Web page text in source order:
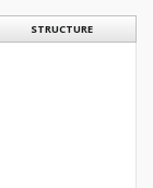
STRUCTURE